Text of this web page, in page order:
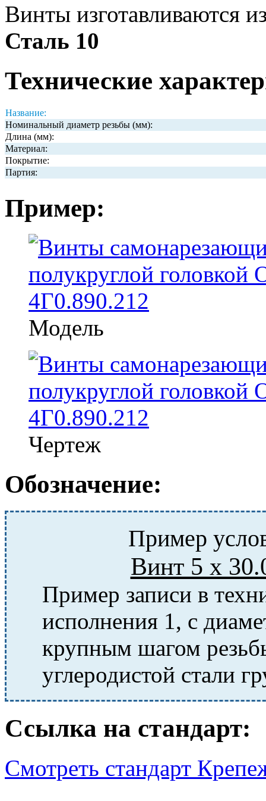
Винты изготавливаются
Сталь 10
Технические
Название:
Номинальный диаметр резьбы (мм):
Длина (мм):
Материал:
Покрытие:
Партия:
Пример:
Модель
Чертеж
Обозначение:
Пример
Винт 5 х
Пример записи в
исполнения 1, с
крупным шагом
углеродистой стали
Ссылка на стандарт:
Смотреть стандарт